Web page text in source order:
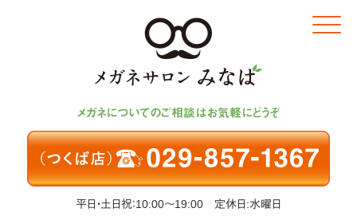
メガネについてのご相談はお気軽にどうぞ
平日・土日祝：10:00～19:00 定休日:水曜日
Click